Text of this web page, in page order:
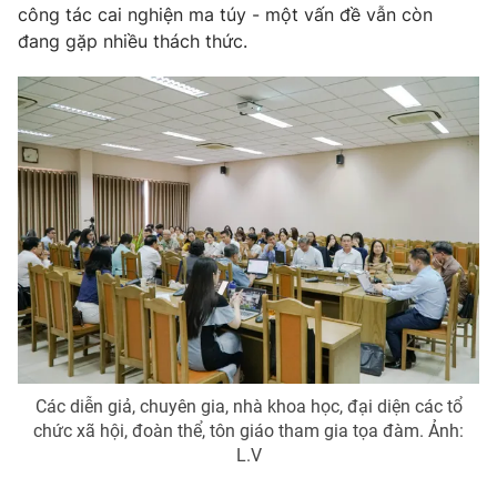
Thị trường
Lịch phát sóng
Chuyên mục khác
Emagazine Podcast
Photo
Video Shorts video
VTV Money VTV Thể thao
VTV Sức khoẻ Bất động sản
Tấm lòng Việt
công tác cai nghiện ma túy - một vấn đề vẫn còn
đang gặp nhiều thách thức.
Các diễn giả, chuyên gia, nhà khoa học, đại diện các tổ
chức xã hội, đoàn thể, tôn giáo tham gia tọa đàm. Ảnh:
L.V